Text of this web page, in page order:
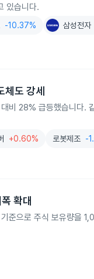
있습니다.
-10.37% 삼성전자
체도 강세
비 28% 급등했습니다.
+0.60% 로봇제조 -
확대
준으로 주식 보유량을